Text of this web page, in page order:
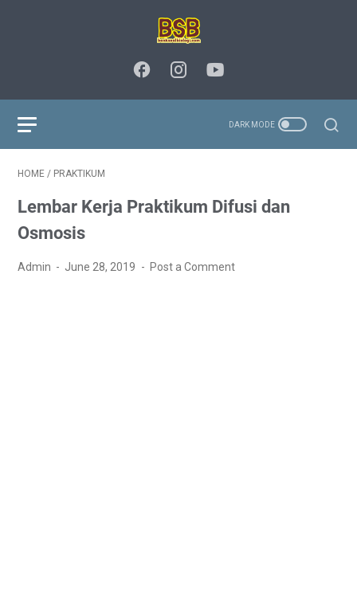
HOME / PRAKTIKUM
Lembar Kerja Praktikum Difusi dan
Osmosis
Admin June 28, 2019 Post a Comment